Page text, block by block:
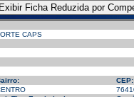
CAPS
CEP: